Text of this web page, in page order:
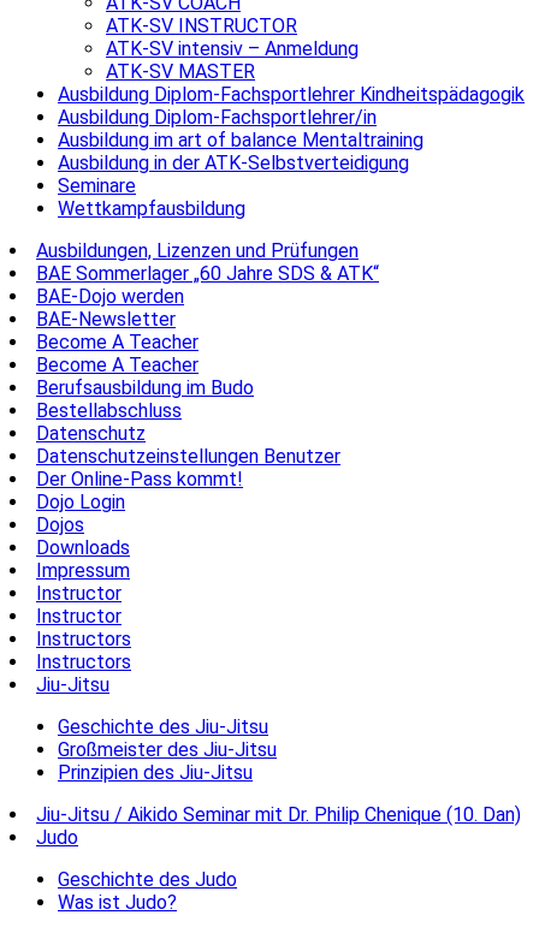
ATK-SV INSTRUCTOR
ATK-SV intensiv – Anmeldung
ATK-SV MASTER
Ausbildung Diplom-Fachsportlehrer Kindheitspädagogik
Ausbildung Diplom-Fachsportlehrer/in
Ausbildung im art of balance Mentaltraining
Ausbildung in der ATK-Selbstverteidigung
Seminare
Wettkampfausbildung
Ausbildungen, Lizenzen und Prüfungen
BAE Sommerlager „60 Jahre SDS & ATK“
BAE-Dojo werden
BAE-Newsletter
Become A Teacher
Become A Teacher
Berufsausbildung im Budo
Bestellabschluss
Datenschutz
Datenschutzeinstellungen Benutzer
Der Online-Pass kommt!
Dojo Login
Dojos
Downloads
Impressum
Instructor
Instructor
Instructors
Instructors
Jiu-Jitsu
Geschichte des Jiu-Jitsu
Großmeister des Jiu-Jitsu
Prinzipien des Jiu-Jitsu
Jiu-Jitsu / Aikido Seminar mit Dr. Philip Chenique (10. Dan)
Judo
Geschichte des Judo
Was ist Judo?